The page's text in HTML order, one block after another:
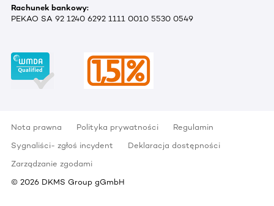
Rachunek bankowy:
PEKAO SA 92 1240 6292 1111 0010 5530 0549
Nota prawna Polityka prywatności
Regulamin
Sygnaliści- zgłoś incydent
Deklaracja dostępności
Zarządzanie zgodami
© 2026 DKMS Group gGmbH